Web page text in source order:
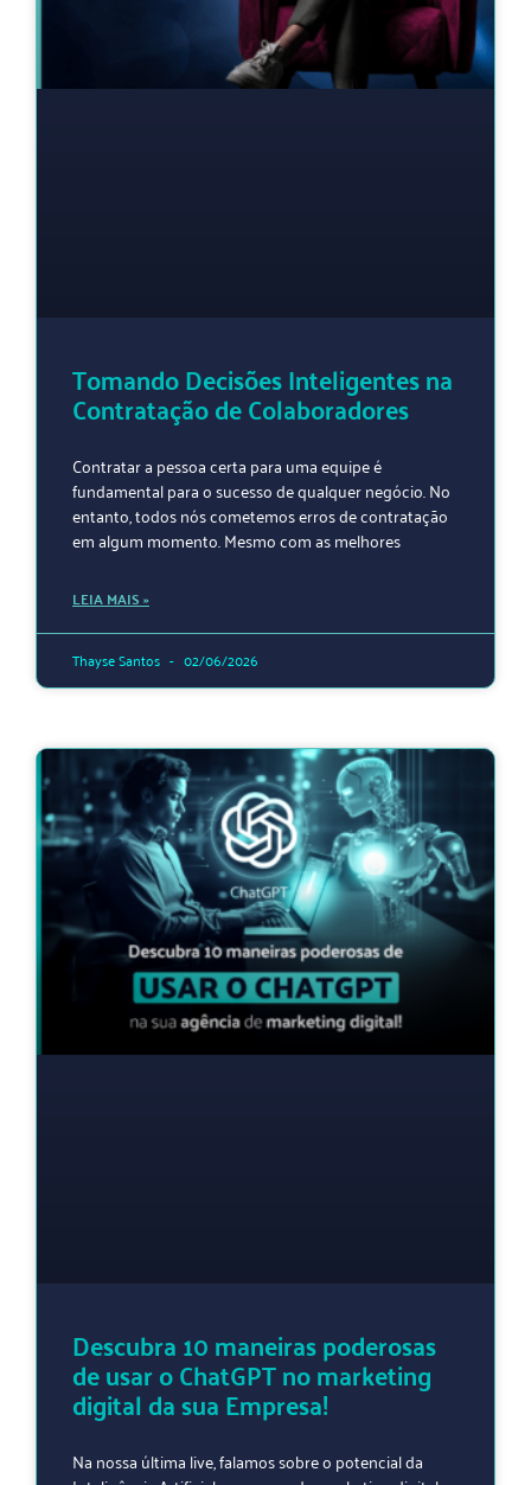
Tomando Decisões Inteligentes na
Contratação de Colaboradores
Contratar a pessoa certa para uma equipe é
fundamental para o sucesso de qualquer negócio. No
entanto, todos nós cometemos erros de contratação
em algum momento. Mesmo com as melhores
LEIA MAIS »
Thayse Santos 02/06/2026
Descubra 10 maneiras poderosas
de usar o ChatGPT no marketing
digital da sua Empresa!
Na nossa última live, falamos sobre o potencial da